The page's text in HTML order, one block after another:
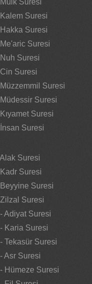
Suresi
Suresi
Suresi
Suresi
Suresi
Suresi
Suresi
Suresi
Suresi
Suresi
Suresi
Suresi
Suresi
Adiyat Suresi
Karia Suresi
Tekasür Suresi
Asr Suresi
Hümeze Suresi